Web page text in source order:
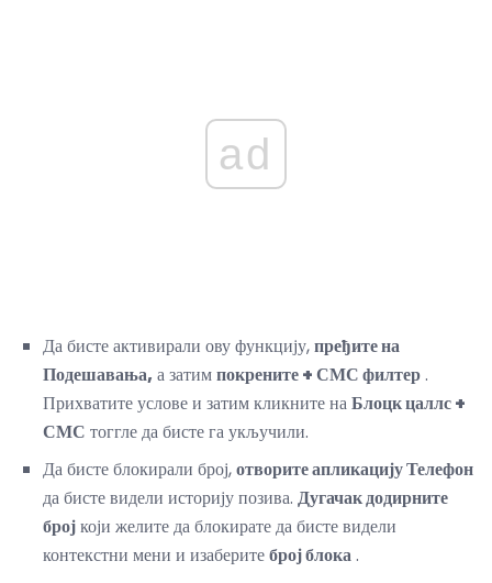
ad
Да бисте активирали ову функцију,пређите на
Подешавања, а затимпокрените + СМС филтер.
Прихватите услове и затим кликните наБлоцк цаллс +
СМС тоггле да бисте га укључили.
Да бисте блокирали број,отворите апликацију Телефон
да бисте видели историју позива. Дугачак додирните
бројкоји желите да блокирате да бисте видели
контекстни мени и изаберитеброј блока.